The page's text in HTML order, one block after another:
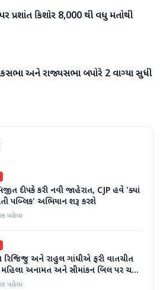
પ્રશાંત કિશોર 8,000 થી વધુ મતોથી
અને રાજ્યસભા બપોરે 2 વાગ્યા સુધી
દીપકે કરી નવી જાહેરાત, CJP હવે 'ક્યાં
પબ્લિક' અભિયાન શરૂ કરશે
પહેલા
રિજિજુ અને રાહુલ ગાંધીએ ફરી વાતચીત
મહિલા અનામત અને સીમાંકન બિલ પર ચર્ચા
પહેલા